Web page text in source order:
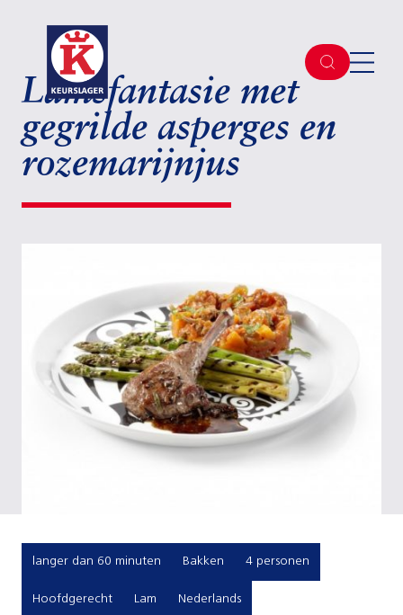
Lamsfantasie met
gegrilde asperges en
rozemarijnjus
langer dan 60 minuten Bakken 4 personen
Hoofdgerecht Lam Nederlands